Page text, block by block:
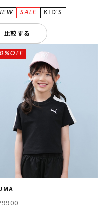
式アプリ
アプリで！
比較する